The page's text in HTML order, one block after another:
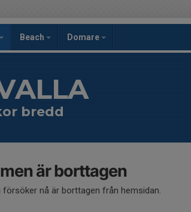
Beach Domare
bredd
är borttagen
försöker nå är borttagen från hemsidan.